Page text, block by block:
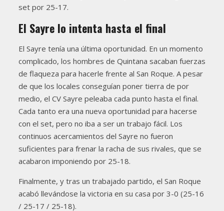
set por 25-17.
El Sayre lo intenta hasta el final
El Sayre tenía una última oportunidad. En un momento
complicado, los hombres de Quintana sacaban fuerzas
de flaqueza para hacerle frente al San Roque. A pesar
de que los locales conseguían poner tierra de por
medio, el CV Sayre peleaba cada punto hasta el final.
Cada tanto era una nueva oportunidad para hacerse
con el set, pero no iba a ser un trabajo fácil. Los
continuos acercamientos del Sayre no fueron
suficientes para frenar la racha de sus rivales, que se
acabaron imponiendo por 25-18.
Finalmente, y tras un trabajado partido, el San Roque
acabó llevándose la victoria en su casa por 3-0 (25-16
/ 25-17 / 25-18).